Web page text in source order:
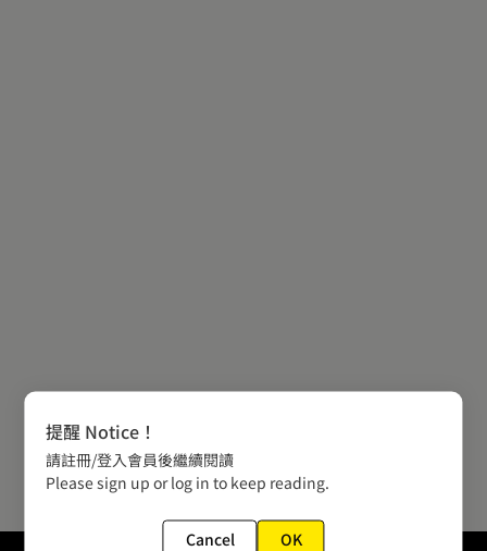
提醒 Notice！
請註冊/登入會員後繼續閱讀
Please sign up or log in to keep reading.
Cancel OK